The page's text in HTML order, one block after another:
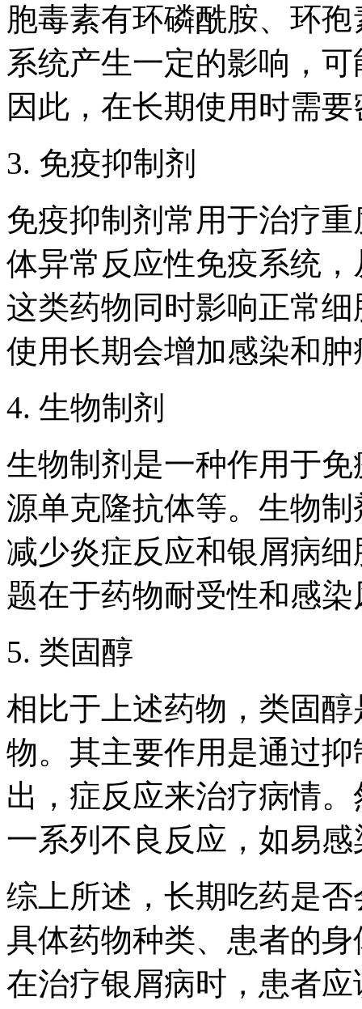
胞毒素有环磷酰胺、环
系统产生一定的影响，
因此，在长期使用时需
3. 免疫抑制剂
免疫抑制剂常用于治疗
体异常反应性免疫系统
这类药物同时影响正常
使用长期会增加感染和
4. 生物制剂
生物制剂是一种作用于
源单克隆抗体等。生物
减少炎症反应和银屑病
题在于药物耐受性和感染
5. 类固醇
相比于上述药物，类固
物。其主要作用是通过抑
出，症反应来治疗病情
一系列不良反应，如易
综上所述，长期吃药是
具体药物种类、患者的
在治疗银屑病时，患者